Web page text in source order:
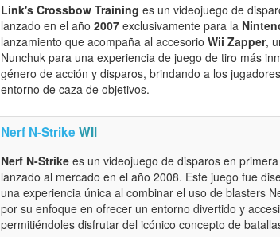
Link's Crossbow Training es un videojuego de
lanzado en el año 2007 exclusivamente para la
lanzamiento que acompaña al accesorio Wii Zapper,
Nunchuk para una experiencia de juego de tiro más
género de acción y disparos, brindando a los
entorno de caza de objetivos.
Nerf N-Strike WII
Nerf N-Strike es un videojuego de disparos en
lanzado al mercado en el año 2008. Este juego fue
una experiencia única al combinar el uso de blasters
por su enfoque en ofrecer un entorno divertido y
permitiéndoles disfrutar del icónico concepto de